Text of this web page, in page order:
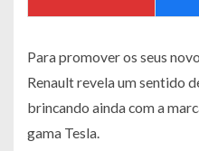
Para promover os seus
Renault revela um sentido
brincando ainda com a
gama Tesla.